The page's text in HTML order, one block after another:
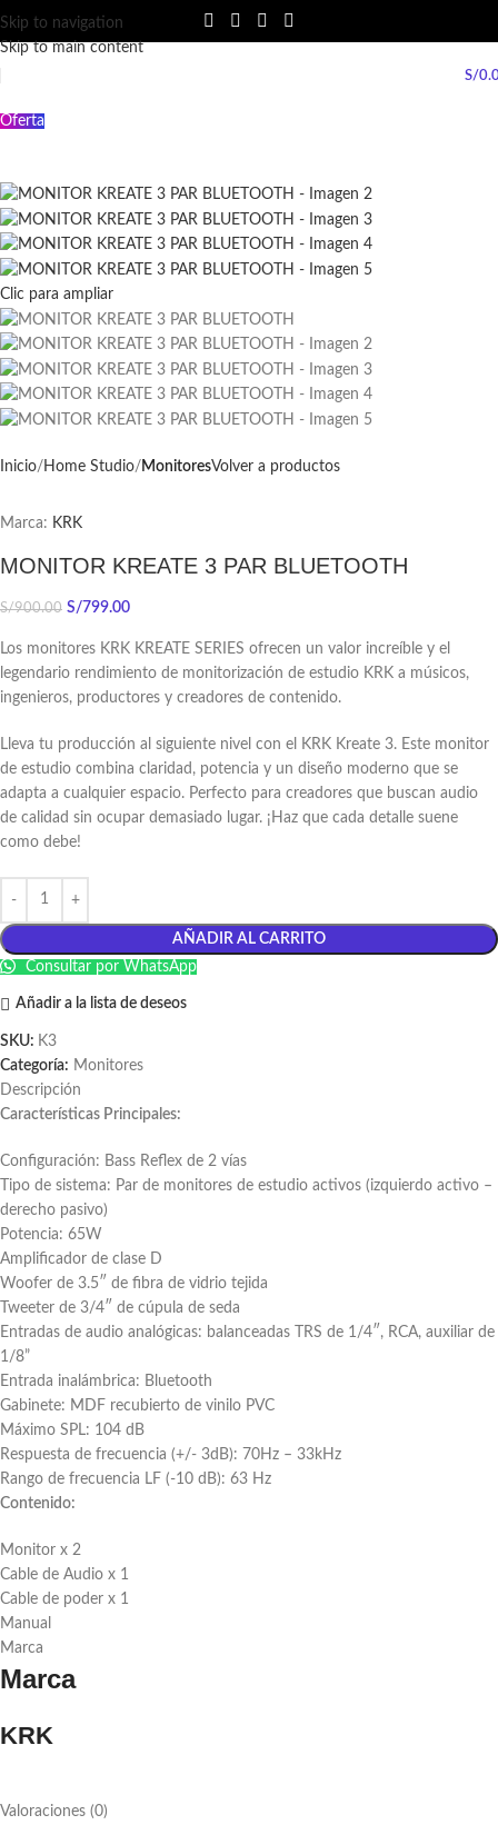
Skip to navigation
Skip to main content
S/
Oferta
Clic para ampliar
Inicio Home Studio MonitoresVolver a productos
Marca: KRK
MONITOR KREATE 3 PAR BLUETOOTH
S/900.00 S/799.00
Los monitores KRK KREATE SERIES ofrecen un valor increíble y el
legendario rendimiento de monitorización de estudio KRK a músicos,
ingenieros, productores y creadores de contenido.
Lleva tu producción al siguiente nivel con el KRK Kreate 3. Este monitor
de estudio combina claridad, potencia y un diseño moderno que se
adapta a cualquier espacio. Perfecto para creadores que buscan audio
de calidad sin ocupar demasiado lugar. ¡Haz que cada detalle suene
como debe!
AÑADIR AL CARRITO
Consultar por WhatsApp
Añadir a la lista de deseos
SKU: K3
Categoría: Monitores
Descripción
Características Principales:
Configuración: Bass Reflex de 2 vías
Tipo de sistema: Par de monitores de estudio activos (izquierdo activo –
derecho pasivo)
Potencia: 65W
Amplificador de clase D
Woofer de 3.5″ de fibra de vidrio tejida
Tweeter de 3/4″ de cúpula de seda
Entradas de audio analógicas: balanceadas TRS de 1/4″, RCA, auxiliar de
1/8”
Entrada inalámbrica: Bluetooth
Gabinete: MDF recubierto de vinilo PVC
Máximo SPL: 104 dB
Respuesta de frecuencia (+/- 3dB): 70Hz – 33kHz
Rango de frecuencia LF (-10 dB): 63 Hz
Contenido:
Monitor x 2
Cable de Audio x 1
Cable de poder x 1
Manual
Marca
Marca
KRK
Valoraciones (0)